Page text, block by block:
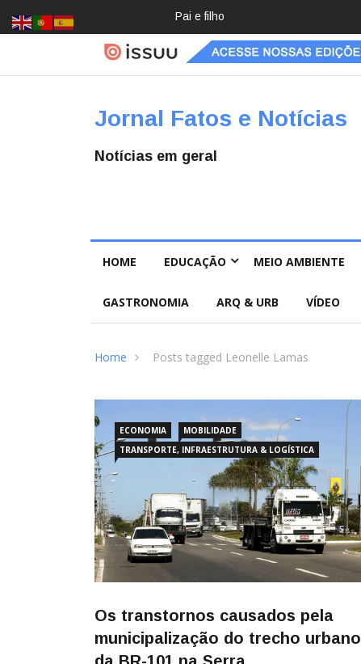
Pai e filhoCrochê,
jardinage
m, diário:
mulheres
rindo
hobbies
desacele
Jornal Fatos e Notícias
Notícias em geral
HOME EDUCAÇÃO MEIO AMBIENTE
GASTRONOMIA ARQ & URB VÍDEO
Home Posts tagged Leonelle Lamas
ECONOMIA
MOBILIDADE
TRANSPORTE, INFRAESTRUTURA & LOGÍSTICA
Os transtornos causados pela
municipalização do trecho urbano